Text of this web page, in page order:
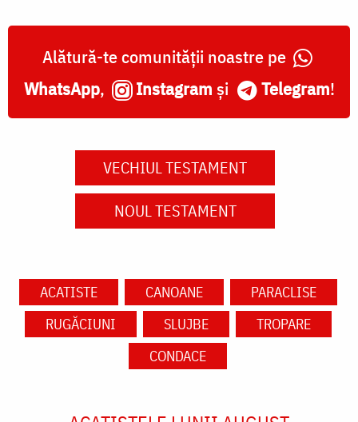
Alătură-te comunității noastre pe
WhatsApp, Instagram și Telegram!
VECHIUL TESTAMENT
NOUL TESTAMENT
ACATISTE CANOANE
PARACLISE
RUGĂCIUNI
SLUJBE
TROPARE
CONDACE